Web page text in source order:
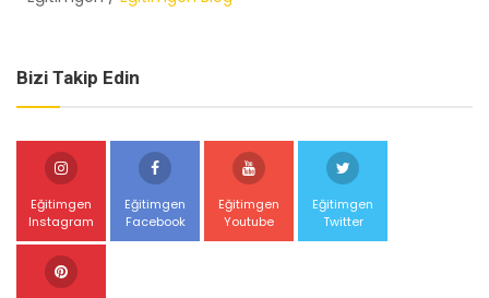
Bizi Takip Edin
Eğitimgen
Instagram
Eğitimgen
Facebook
Eğitimgen
Youtube
Eğitimgen
Twitter